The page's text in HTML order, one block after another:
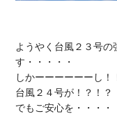
ようやく台風２３号の
す・・・・・
しかーーーーーーし！
台風２４号が！？！？
でもご安心を・・・・